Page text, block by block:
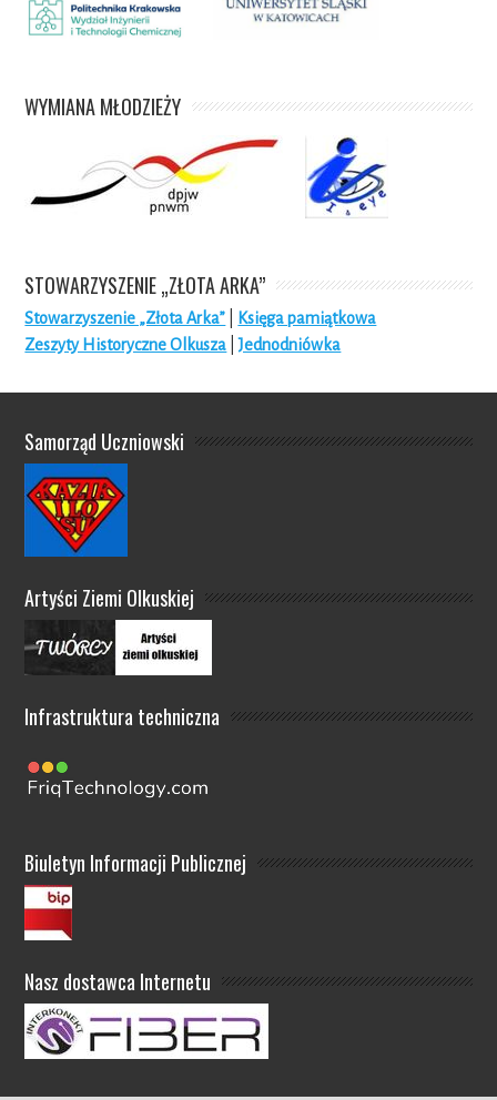
WYMIANA MŁODZIEŻY
STOWARZYSZENIE „ZŁOTA ARKA”
Stowarzyszenie „Złota Arka”
Księga pamiątkowa
Zeszyty Historyczne Olkusza |Jednodniówka
Samorząd Uczniowski
Artyści Ziemi Olkuskiej
Infrastruktura techniczna
Biuletyn Informacji Publicznej
Nasz dostawca Internetu